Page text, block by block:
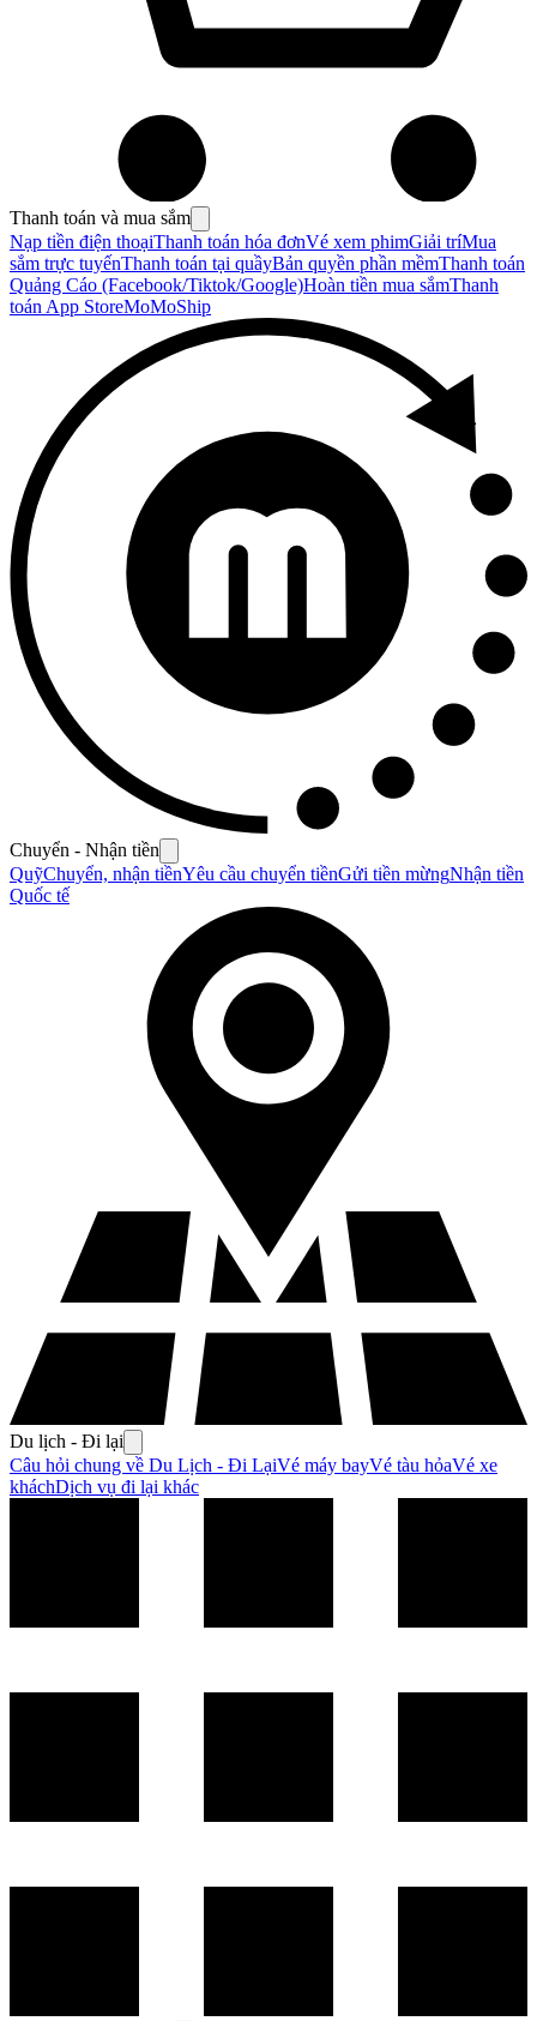
Thanh toán và mua sắm
Nạp tiền điện thoạiThanh toán hóa đơnVé xem phimGiải tríMua
sắm trực tuyếnThanh toán tại quầyBản quyền phần mềmThanh toán
Quảng Cáo (Facebook/Tiktok/Google)Hoàn tiền mua sắmThanh
toán App StoreMoMoShip
Chuyển - Nhận tiền
QuỹChuyển, nhận tiềnYêu cầu chuyển tiềnGửi tiền mừngNhận tiền
Quốc tế
Du lịch - Đi lại
Câu hỏi chung về Du Lịch - Đi LạiVé máy bayVé tàu hỏaVé xe
kháchDịch vụ đi lại khác